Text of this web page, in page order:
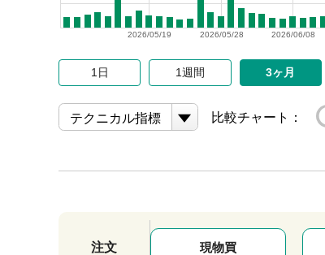
2026/06/08
2026/05/28
2026/05/19
1日 1週間 3ヶ月
テクニカル指標 比較チャート：
注文 現物買